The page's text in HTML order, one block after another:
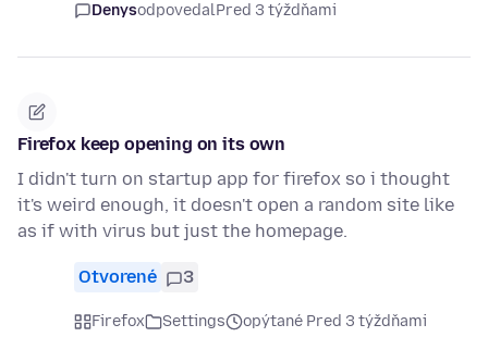
DenysodpovedalPred 3 týždňami
Firefox keep opening on its own
I didn't turn on startup app for firefox so i thought
it's weird enough, it doesn't open a random site like
as if with virus but just the homepage.
Otvorené 3
Firefox Settings
opýtané Pred 3 týždňami